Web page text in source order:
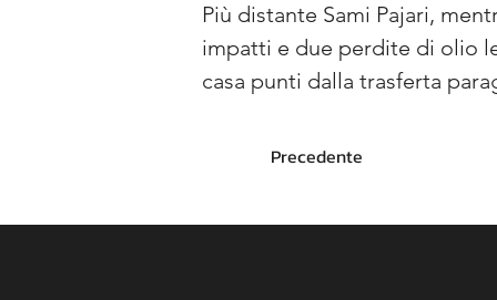
Più distante Sami Pajari,
impatti e due perdite di olio
casa punti dalla trasferta
Precedente